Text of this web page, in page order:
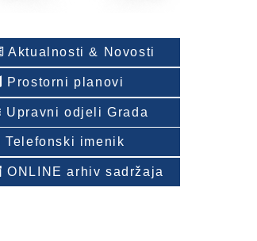
Aktualnosti & Novosti
Prostorni planovi
Upravni odjeli Grada
Telefonski imenik
ONLINE arhiv sadržaja